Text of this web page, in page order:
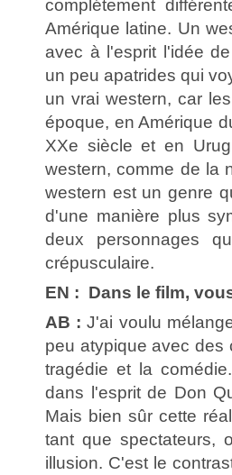
complétement
Amérique latine. Un
avec à l'esprit l'idée
un peu apatrides qui
un vrai western, car
époque, en Amérique
XXe siècle et en
western, comme de la
western est un genre
d'une manière plus
deux personnages
crépusculaire.
EN : Dans le film,
AB : J'ai voulu
peu atypique avec des
tragédie et la
dans l'esprit de Don
Mais bien sûr cette
tant que spectateurs,
illusion. C'est le